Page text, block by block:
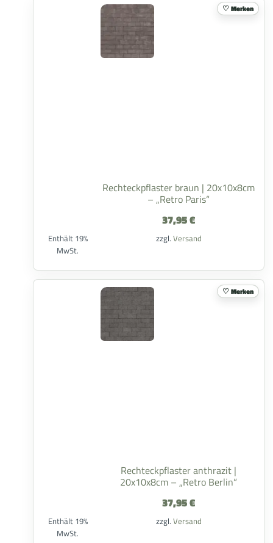
Rechteckpflaster braun | 20x10x8cm
– „Retro Paris“
37,95€
Enthält 19%
MwSt.
zzgl. Versand
Merken
Rechteckpflaster anthrazit |
20x10x8cm – „Retro Berlin“
37,95€
Enthält 19%
MwSt.
zzgl. Versand
Merken